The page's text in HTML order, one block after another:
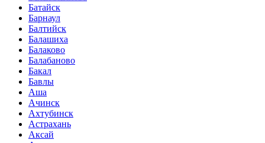
Батайск
Барнаул
Балтийск
Балашиха
Балаково
Балабаново
Бакал
Бавлы
Аша
Ачинск
Ахтубинск
Астрахань
Аксай